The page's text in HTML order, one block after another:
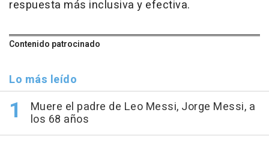
respuesta más inclusiva y efectiva.
Contenido patrocinado
Lo más leído
Muere el padre de Leo Messi, Jorge Messi, a
los 68 años